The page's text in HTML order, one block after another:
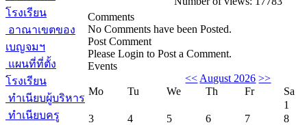
โรงเรียน
อาณาเขตของ
เบญจมฯ
แผนที่ที่ตั้ง
โรงเรียน
ทำเนียบผู้บริหาร
ทำเนียบครู
Comments
No Comments have been Posted.
Post Comment
Please Login to Post a Comment.
Events
<< August 2026 >>
Mo
Tu We Th Fr
Sa
1
3
4 5 6 7
8